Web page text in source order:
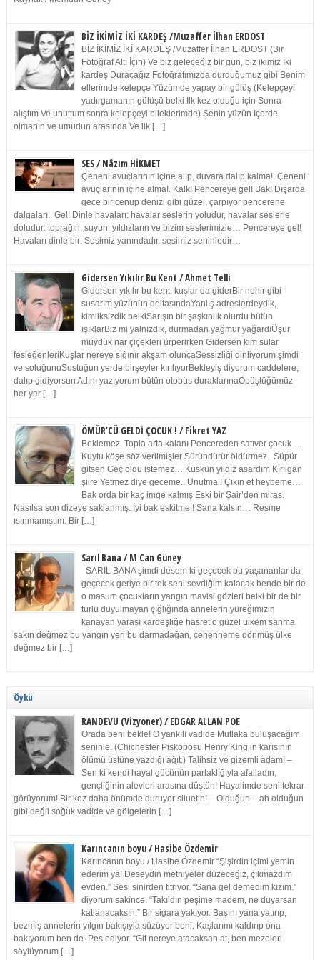
BİZ İKİMİZ İKİ KARDEŞ /Muzaffer İlhan ERDOST
BİZ İKİMİZ İKİ KARDEŞ /Muzaffer İlhan ERDOST (Bir
Fotoğraf Altı İçin) Ve biz geleceğiz bir gün, biz ikimiz İki
kardeş Duracağız Fotoğrafımızda durduğumuz gibi Benim
ellerimde kelepçe Yüzümde yapay bir gülüş (Kelepçeyi
yadırgamanın gülüşü belki İlk kez olduğu için Sonra
alıştım Ve unuttum sonra kelepçeyi bileklerimde) Senin yüzün İçerde
olmanın ve umudun arasında Ve ilk […]
SES / Nâzım HİKMET
Çeneni avuçlarının içine alıp, duvara dalıp kalma!. Çeneni
avuçlarının içine alma!. Kalk! Pencereye gel! Bak! Dışarda
gece bir cenup denizi gibi güzel, çarpıyor pencerene
dalgaları.. Gel! Dinle havaları: havalar seslerin yoludur, havalar seslerle
doludur: toprağın, suyun, yıldızların ve bizim seslerimizle… Pencereye gel!
Havaları dinle bir: Sesimiz yanındadır, sesimiz seninledir…
Gidersen Yıkılır Bu Kent / Ahmet Telli
Gidersen yıkılır bu kent, kuşlar da giderBir nehir gibi
susarım yüzünün deltasındaYanlış adreslerdeydik,
kimliksizdik belkiSarışın bir şaşkınlık olurdu bütün
ışıklarBiz mi yalnızdık, durmadan yağmur yağardıÜşür
müydük nar çiçekleri ürperirken Gidersen kim sular
fesleğenleriKuşlar nereye sığınır akşam oluncaSessizliği dinliyorum şimdi
ve soluğunuSustuğun yerde birşeyler kırılıyorBekleyiş diyorum caddelere,
dalıp gidiyorsun Adını yazıyorum bütün otobüs duraklarınaÖpüştüğümüz
her yer […]
ÖMÜR’CÜ GELDİ ÇOCUK ! / Fikret YAZ
Beklemez. Topla arta kalanı Pencereden satıver çocuk …
Kuytu köşe söz verilmişler Süründürür öldürmez. Süpür
gitsen Geç oldu istemez… Küskün yıldız asardım Kırılgan
şiire Yetmez diye geceme.. Unutma ! Çıkın et heybeme…
Bak orda bir kaç imge kalmış Eski bir Şair’den miras.
Nasılsa son dizeye saklanmış. İyi bak eskitme ! Sana kalsın… Resme
ısınmamıştım. Bir […]
Sarıl Bana / M Can Güney
SARIL BANA şimdi desem ki geçecek bu yaşananlar da
geçecek geriye bir tek seni sevdiğim kalacak bende bir de
o masum çocukların yangın mavisi gözleri belki bir de bir
türlü duyulmayan çığlığında annelerin yüreğimizin
kanayan yarası kardeşliğe hasret o güzel ülkem sanma
sakın değmez bu yangın yeri bu darmadağan, cehenneme dönmüş ülke
değmez bir […]
Öykü
RANDEVU (Vizyoner) / EDGAR ALLAN POE
Orada beni bekle! O yankılı vadide Mutlaka buluşacağım
seninle. (Chichester Piskoposu Henry King’in karısının
ölümü üstüne yazdığı ağıt.) Talihsiz ve gizemli adam! –
Sen ki kendi hayal gücünün parlaklığıyla afalladın,
gençliğinin alevleri arasına düştün! Hayalimde seni tekrar
görüyorum! Bir kez daha önümde duruyor siluetin! – Olduğun – ah olduğun
gibi değil soğuk vadide ve gölgelerin […]
Karıncanın boyu / Hasibe Özdemir
Karıncanın boyu / Hasibe Özdemir “Şişirdin içimi yemin
ederim ya! Deseydin methiyeler düzeceğiz, çıkmazdım
evden.” Sesi sinirden titriyor. “Sana gel demedim kızım.”
diyorum sakince. “Takıldın peşime madem, ne duyarsan
katlanacaksın.” Bir sigara yakıyor. Başını yana yatırıp,
bezmiş annelerin yılgın bakışıyla süzüyor beni. Kaşlarımı kaldırıp ona
bakıyorum ben de. Pes ediyor. “Git nereye atacaksan at, ben mezeleri
söylüyorum […]